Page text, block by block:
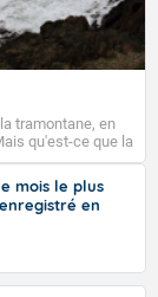
tramontane, en
qu'est-ce que la
est un
ouest à nord-
de l’Aude et à
trasmontanus,
mois le plus
en